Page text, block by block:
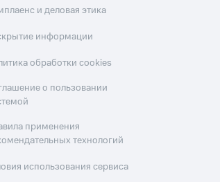
и деловая этика
информации
обработки cookies
о пользовании
применения
технологий
использования сервиса